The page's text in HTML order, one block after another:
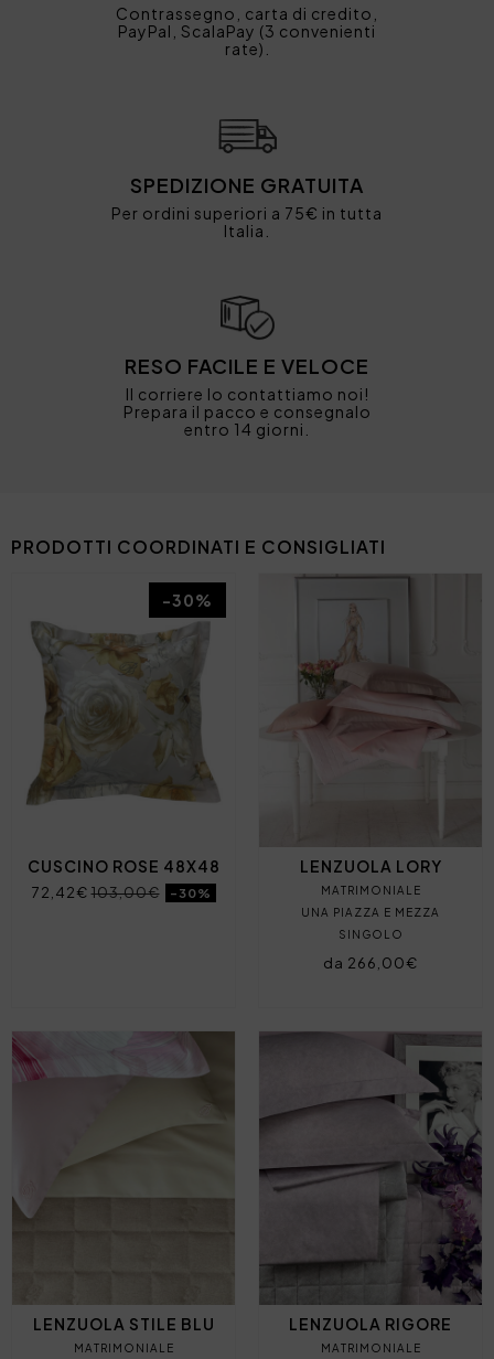
Contrassegno, carta di credito,
PayPal, ScalaPay (3 convenienti
rate).
SPEDIZIONE GRATUITA
Per ordini superiori a 75€ in tutta
Italia.
RESO FACILE E VELOCE
Il corriere lo contattiamo noi!
Prepara il pacco e consegnalo
entro 14 giorni.
PRODOTTI COORDINATI E CONSIGLIATI
CUSCINO ROSE 48X48
72,42€103,00€ -30%
-30%
LENZUOLA LORY
MATRIMONIALE
UNA PIAZZA E MEZZA
SINGOLO
da 266,00€
LENZUOLA STILE BLU
MATRIMONIALE
LENZUOLA RIGORE
MATRIMONIALE